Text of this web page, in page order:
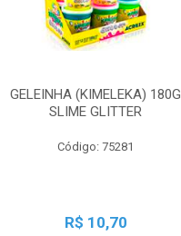
GELEINHA (KIMELEKA) 180G
SLIME GLITTER
Código: 75281
R$ 10,70